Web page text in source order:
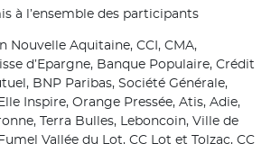
à l’ensemble des participants
Nouvelle Aquitaine, CCI, CMA,
d’Epargne, Banque Populaire, Crédit
BNP Paribas, Société Générale,
Inspire, Orange Pressée, Atis, Adie,
Terra Bulles, Leboncoin, Ville de
Vallée du Lot, CC Lot et Tolzac, CC